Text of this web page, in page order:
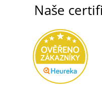
Naše